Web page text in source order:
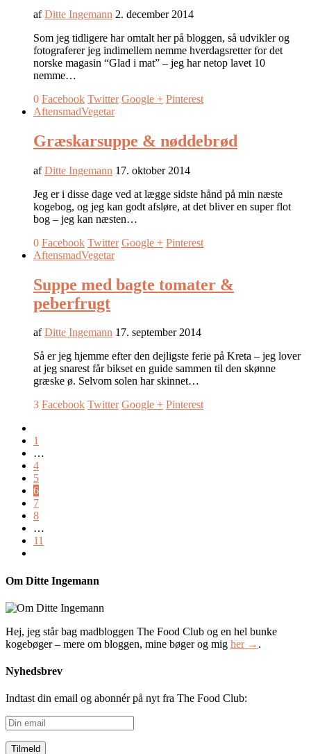
afDitte Ingemann 2. december 2014
Som jeg tidligere har omtalt her på bloggen, så udvikler og
fotograferer jeg indimellem nemme hverdagsretter for det
norske magasin “Glad i mat” – jeg har netop lavet 10
nemme…
0 Facebook Twitter Google + Pinterest
AftensmadVegetar
Græskarsuppe & nøddebrød
afDitte Ingemann 17. oktober 2014
Jeg er i disse dage ved at lægge sidste hånd på min næste
kogebog, og jeg kan godt afsløre, at det bliver en super flot
bog – jeg kan næsten…
0 Facebook Twitter Google + Pinterest
AftensmadVegetar
Suppe med bagte tomater &
peberfrugt
afDitte Ingemann 17. september 2014
Så er jeg hjemme efter den dejligste ferie på Kreta – jeg lover
at jeg snarest får bikset en guide sammen til den skønne
græske ø. Selvom solen har skinnet…
3 Facebook Twitter Google + Pinterest
1
…
4
5
6
7
8
…
11
Om Ditte Ingemann
Hej, jeg står bag madbloggen The Food Club og en hel bunke
kogebøger – mere om bloggen, mine bøger og mig her → .
Nyhedsbrev
Indtast din email og abonnér på nyt fra The Food Club:
Din